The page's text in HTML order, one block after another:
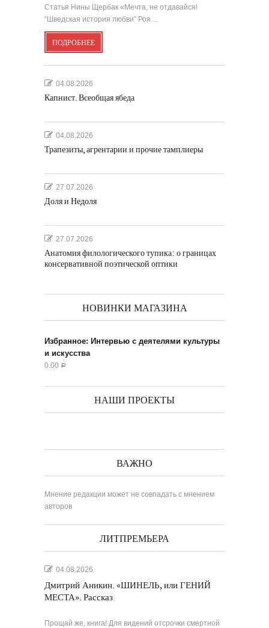
Статья Нины Щербак «Мечта, не отдавайся!
“Шведская история любви” Роя…
ПОДРОБНЕЕ
04.08.2026
Капнист. Всеобщая ябеда
04.08.2026
Трапезиты, агрентарии и прочие тамплиеры
27.07.2026
Доля и Недоля
27.07.2026
Анатомия филологического тупика: о границах
консервативной поэтической оптики
НОВИНКИ МАГАЗИНА
Избранное: Интервью с деятелями культуры
и искусства
0.00 Р
НАШИ ПРОЕКТЫ
ВАЖНО
Мнение редакции может не совпадать с мнением
авторов
ЛИТПРЕМЬЕРА
04.08.2026
Дмитрий Аникин. «ШИНЕЛЬ, или ГЕНИЙ
МЕСТА». Рассказ
Прощай же, книга! Для видений отсрочки смертной